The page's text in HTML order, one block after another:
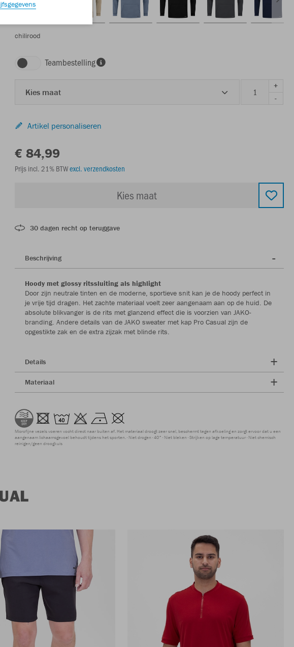
chilirood
Teambestelling
Kies maat
+
-
Artikel personaliseren
€ 84,99
Prijs incl. 21% BTWexcl. verzendkosten
Kies maat
30 dagen recht op teruggave
Beschrijving
Hoody met glossy ritssluiting als highlight
Door zijn neutrale tinten en de moderne, sportieve snit kan je de hoody perfect in
je vrije tijd dragen. Het zachte materiaal voelt zeer aangenaam aan op de huid. De
absolute blikvanger is de rits met glanzend effect die is voorzien van JAKO-
branding. Andere details van de JAKO sweater met kap Pro Casual zijn de
opgestikte zak en de extra zijzak met blinde rits.
Details
Materiaal
Microfijne vezels voeren vocht direct naar buiten af. Het materiaal droogt zeer snel, beschermt tegen afkoeling en zorgt ervoor dat u een
aangenaam lichaamsgevoel behoudt tijdens het sporten. Niet drogen 40° Niet bleken Strijken op lage temperatuur Niet chemisch
reinigen/geen droogkuis